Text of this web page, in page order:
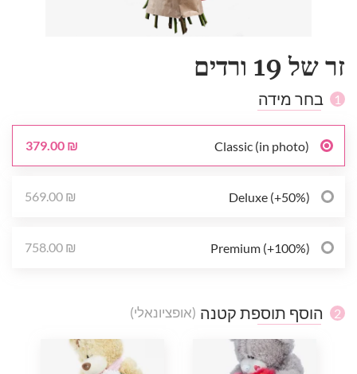
זר של 19 ורדים
1 בחר מידה
Classic (in photo)
379.00 ₪
Deluxe (+50%)
569.00 ₪
Premium (+100%)
758.00 ₪
2 הוסף תוספת קטנה (אופציונאלי)